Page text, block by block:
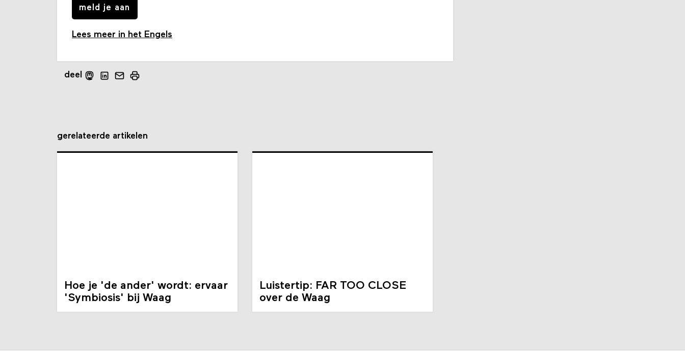
meld je aan
Lees meer in het Engels
deel
gerelateerde artikelen
Hoe je 'de ander' wordt: ervaar
'Symbiosis' bij Waag
Luistertip: FAR TOO CLOSE
over de Waag